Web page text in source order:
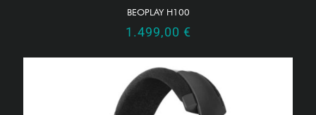
BEOPLAY H100
1.499,00 €